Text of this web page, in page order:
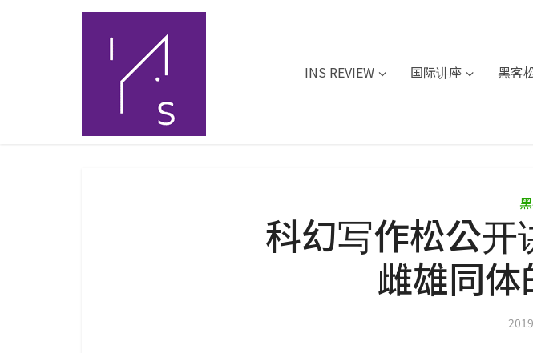
INS REVIEW 国际讲座 黑客
科幻写作松公开
雌雄同